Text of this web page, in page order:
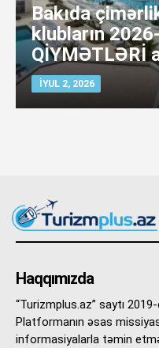
Bakıda
klubların
QİYMƏTLƏRİ
İYUL 2, 2026
Haqqımızda
“Turizmplus.az” saytı
Platformanın əsas
informasiyalarla təmin